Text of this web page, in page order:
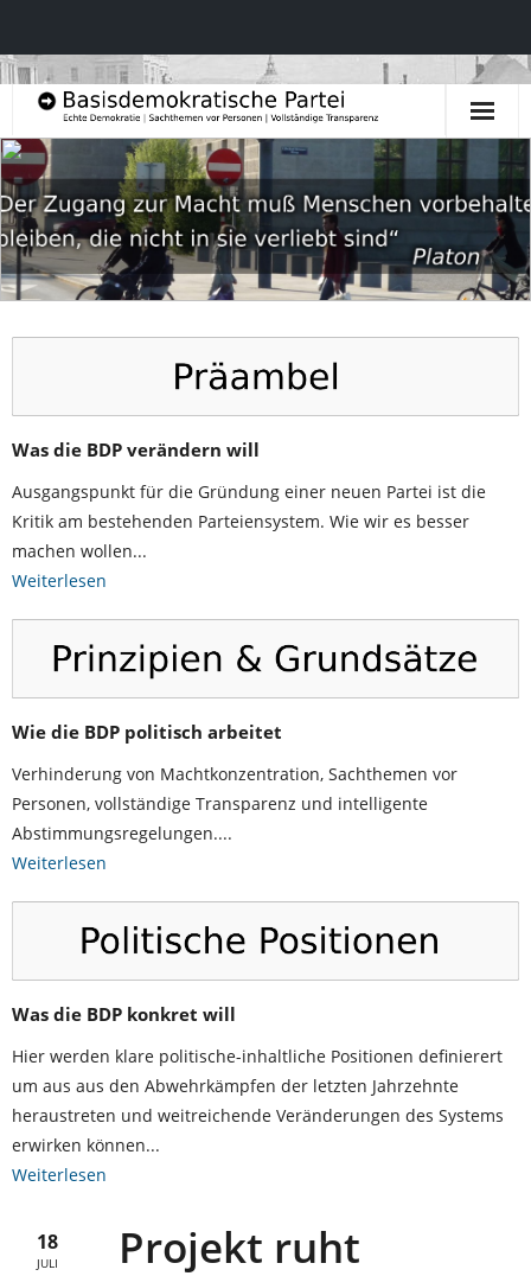
Startseite
Aktuelles & Blog
Inhalte & Leitlinien
- Prinzipien und Grundsätze
- Politische Leitlinien
- Politische Inhalte
- Forderungen (Vorschau)
Notizen Ideen
- Fragen & Antworten
- Ähnliche Bewegungen
- Parteienvergleich
- Lesenswertes
Intern
- Protokolle
- Diskussion
- Öffentlichkeit
Was die BDP verändern will
Ausgangspunkt für die Gründung einer neuen Partei ist die
Kritik am bestehenden Parteiensystem. Wie wir es besser
machen wollen...
Weiterlesen
Wie die BDP politisch arbeitet
Verhinderung von Machtkonzentration, Sachthemen vor
Personen, vollständige Transparenz und intelligente
Abstimmungsregelungen....
Weiterlesen
Was die BDP konkret will
Hier werden klare politische-inhaltliche Positionen definierert
um aus aus den Abwehrkämpfen der letzten Jahrzehnte
heraustreten und weitreichende Veränderungen des Systems
erwirken können...
Weiterlesen
Projekt ruht
18
JULI